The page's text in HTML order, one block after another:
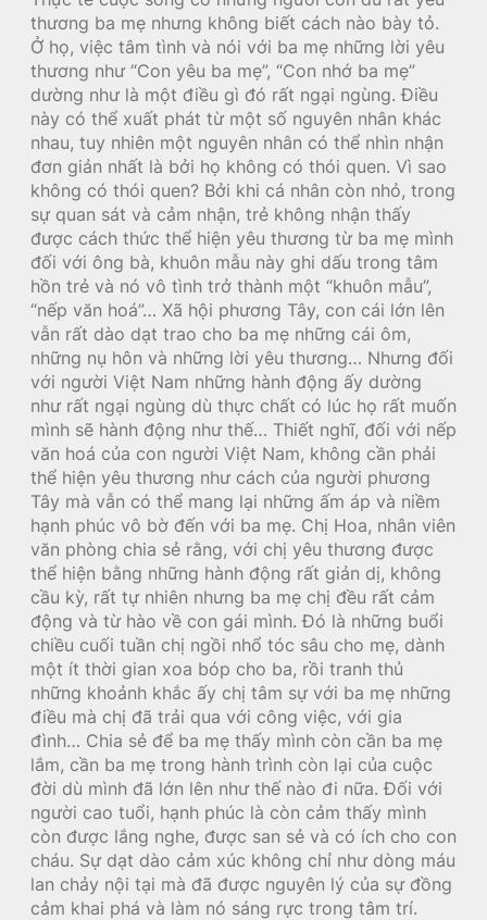
thương ba mẹ nhưng không biết cách nào bày tỏ.
Ở họ, việc tâm tình và nói với ba mẹ những lời yêu
thương như “Con yêu ba mẹ”, “Con nhớ ba mẹ”
dường như là một điều gì đó rất ngại ngùng. Điều
này có thể xuất phát từ một số nguyên nhân khác
nhau, tuy nhiên một nguyên nhân có thể nhìn nhận
đơn giản nhất là bởi họ không có thói quen. Vì sao
không có thói quen? Bởi khi cá nhân còn nhỏ, trong
sự quan sát và cảm nhận, trẻ không nhận thấy
được cách thức thể hiện yêu thương từ ba mẹ mình
đối với ông bà, khuôn mẫu này ghi dấu trong tâm
hồn trẻ và nó vô tình trở thành một “khuôn mẫu”,
“nếp văn hoá”… Xã hội phương Tây, con cái lớn lên
vẫn rất dào dạt trao cho ba mẹ những cái ôm,
những nụ hôn và những lời yêu thương… Nhưng đối
với người Việt Nam những hành động ấy dường
như rất ngại ngùng dù thực chất có lúc họ rất muốn
mình sẽ hành động như thế… Thiết nghĩ, đối với nếp
văn hoá của con người Việt Nam, không cần phải
thể hiện yêu thương như cách của người phương
Tây mà vẫn có thể mang lại những ấm áp và niềm
hạnh phúc vô bờ đến với ba mẹ. Chị Hoa, nhân viên
văn phòng chia sẻ rằng, với chị yêu thương được
thể hiện bằng những hành động rất giản dị, không
cầu kỳ, rất tự nhiên nhưng ba mẹ chị đều rất cảm
động và từ hào về con gái mình. Đó là những buổi
chiều cuối tuần chị ngồi nhổ tóc sâu cho mẹ, dành
một ít thời gian xoa bóp cho ba, rồi tranh thủ
những khoảnh khắc ấy chị tâm sự với ba mẹ những
điều mà chị đã trải qua với công việc, với gia
đình… Chia sẻ để ba mẹ thấy mình còn cần ba mẹ
lắm, cần ba mẹ trong hành trình còn lại của cuộc
đời dù mình đã lớn lên như thế nào đi nữa. Đối với
người cao tuổi, hạnh phúc là còn cảm thấy mình
còn được lắng nghe, được san sẻ và có ích cho con
cháu. Sự dạt dào cảm xúc không chỉ như dòng máu
lan chảy nội tại mà đã được nguyên lý của sự đồng
cảm khai phá và làm nó sáng rực trong tâm trí.